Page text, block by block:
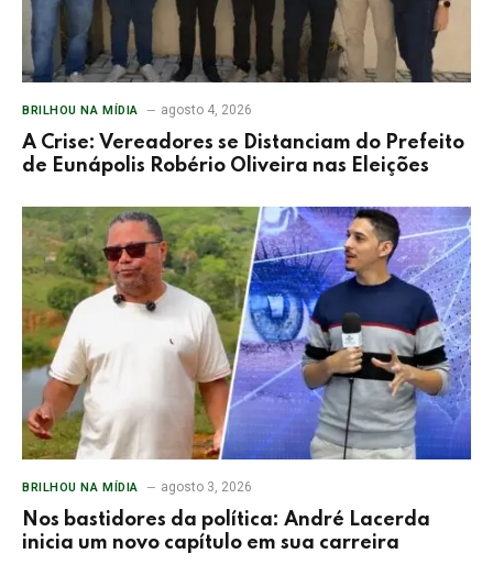
BRILHOU NA MÍDIA agosto 4, 2026
A Crise: Vereadores se Distanciam do Prefeito
de Eunápolis Robério Oliveira nas Eleições
BRILHOU NA MÍDIA agosto 3, 2026
Nos bastidores da política: André Lacerda
inicia um novo capítulo em sua carreira